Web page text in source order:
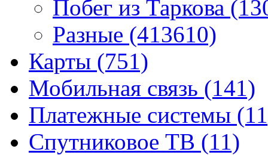
Побег из Таркова
Разные (413610)
Карты (751)
Мобильная связь (141)
Платежные системы
Спутниковое ТВ (11)